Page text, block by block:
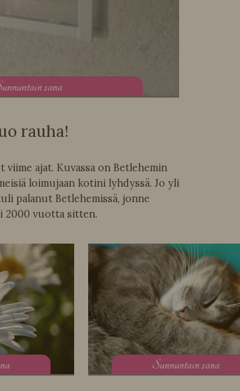
unnuntain sana
rauha!
ajat. Kuvassa on Betlehemin
loimujaan kotini lyhdyssä. Jo yli
palanut Betlehemissä, jonne
2000 vuotta sitten.
Sunnuntain sana